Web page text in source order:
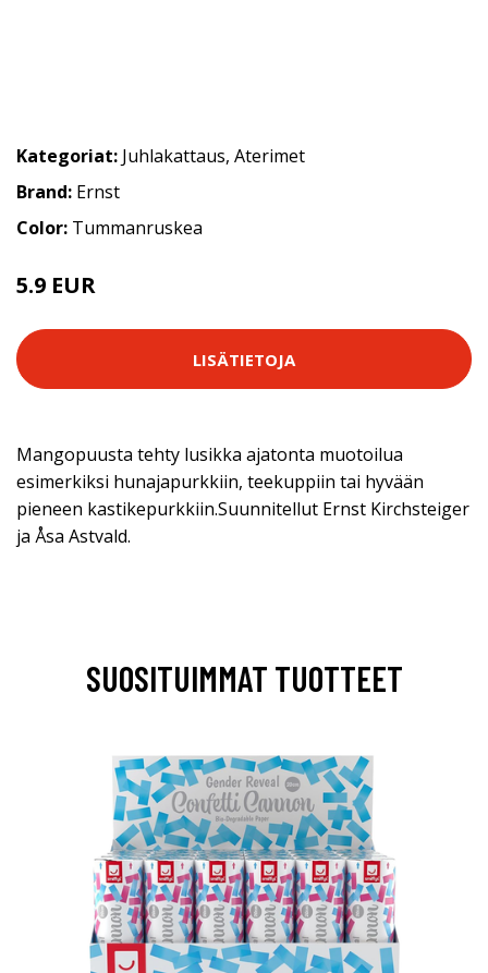
Kategoriat: Juhlakattaus, Aterimet
Brand: Ernst
Color: Tummanruskea
5.9 EUR
LISÄTIETOJA
Mangopuusta tehty lusikka ajatonta muotoilua
esimerkiksi hunajapurkkiin, teekuppiin tai hyvään
pieneen kastikepurkkiin.Suunnitellut Ernst Kirchsteiger
ja Åsa Astvald.
SUOSITUIMMAT TUOTTEET